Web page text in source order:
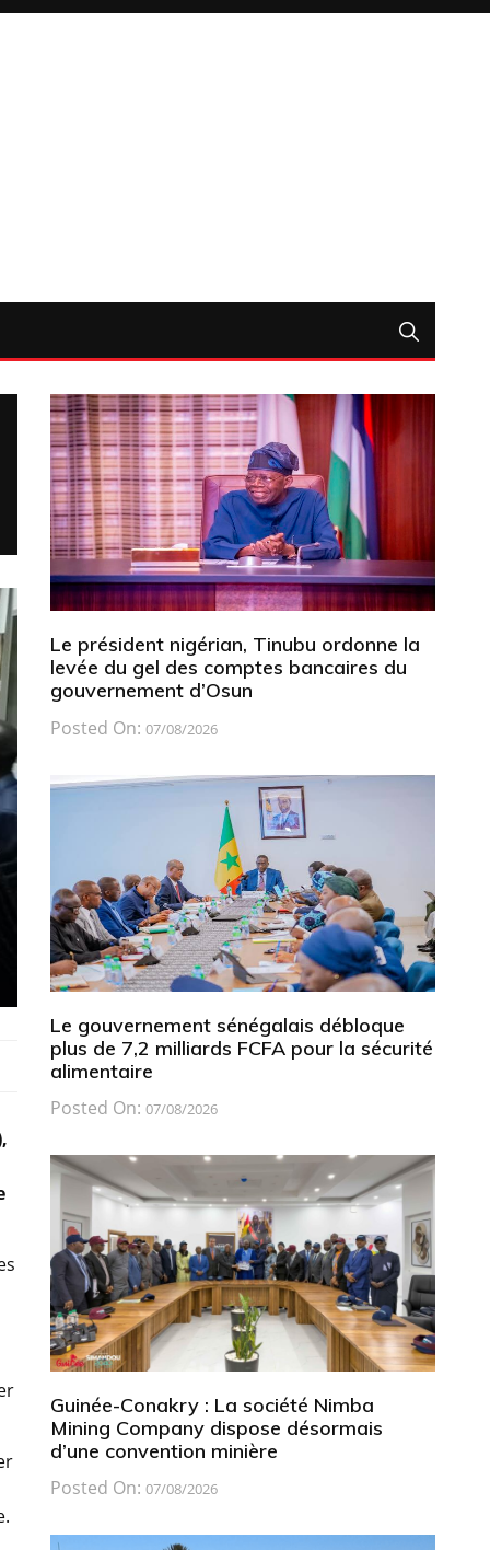
Le président nigérian, Tinubu ordonne la
levée du gel des comptes bancaires du
gouvernement d’Osun
Posted On: 07/08/2026
Le gouvernement sénégalais débloque
plus de 7,2 milliards FCFA pour la sécurité
alimentaire
Posted On: 07/08/2026
Guinée-Conakry : La société Nimba
Mining Company dispose désormais
d’une convention minière
Posted On: 07/08/2026